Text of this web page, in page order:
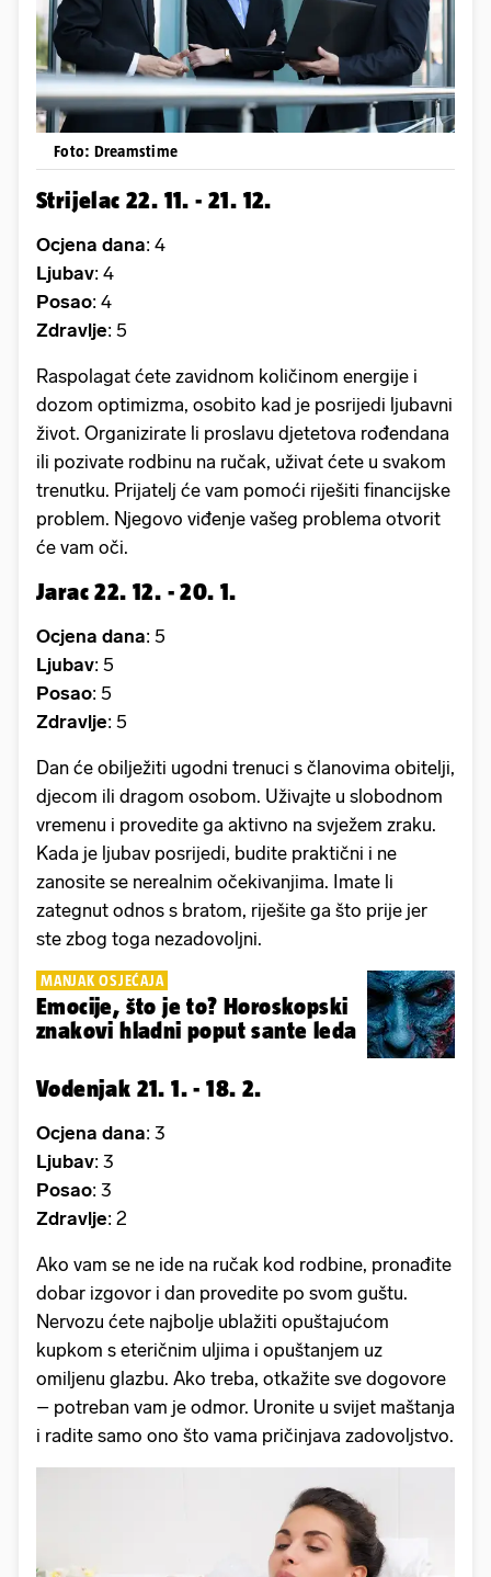
Foto: Dreamstime
Strijelac 22. 11. - 21. 12.
Ocjena dana: 4
Ljubav: 4
Posao: 4
Zdravlje: 5
Raspolagat ćete zavidnom količinom energije i
dozom optimizma, osobito kad je posrijedi ljubavni
život. Organizirate li proslavu djetetova rođendana
ili pozivate rodbinu na ručak, uživat ćete u svakom
trenutku. Prijatelj će vam pomoći riješiti financijske
problem. Njegovo viđenje vašeg problema otvorit
će vam oči.
Jarac 22. 12. - 20. 1.
Ocjena dana: 5
Ljubav: 5
Posao: 5
Zdravlje: 5
Dan će obilježiti ugodni trenuci s članovima obitelji,
djecom ili dragom osobom. Uživajte u slobodnom
vremenu i provedite ga aktivno na svježem zraku.
Kada je ljubav posrijedi, budite praktični i ne
zanosite se nerealnim očekivanjima. Imate li
zategnut odnos s bratom, riješite ga što prije jer
ste zbog toga nezadovoljni.
MANJAK OSJEĆAJA
Emocije, što je to? Horoskopski
znakovi hladni poput sante leda
Vodenjak 21. 1. - 18. 2.
Ocjena dana: 3
Ljubav: 3
Posao: 3
Zdravlje: 2
Ako vam se ne ide na ručak kod rodbine, pronađite
dobar izgovor i dan provedite po svom guštu.
Nervozu ćete najbolje ublažiti opuštajućom
kupkom s eteričnim uljima i opuštanjem uz
omiljenu glazbu. Ako treba, otkažite sve dogovore
– potreban vam je odmor. Uronite u svijet maštanja
i radite samo ono što vama pričinjava zadovoljstvo.